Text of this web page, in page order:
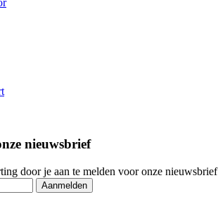
nieuwsbrief
door je aan te melden voor onze nieuwsbrief
Aanmelden